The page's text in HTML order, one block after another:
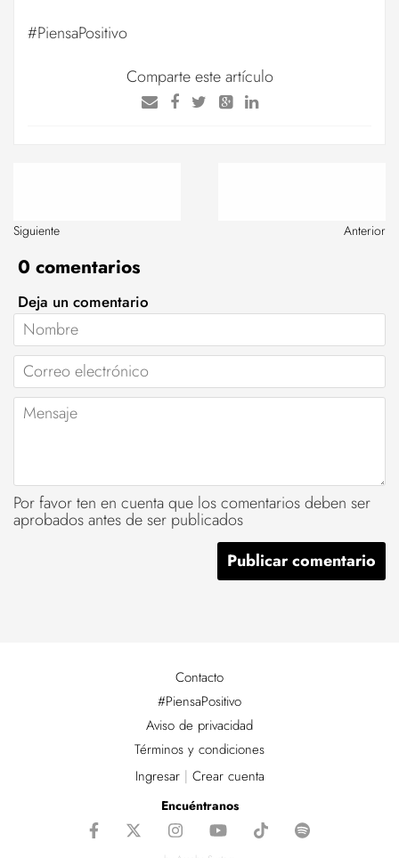
#PiensaPositivo
Comparte este artículo
Anterior
Siguiente
0 comentarios
Deja un comentario
Nombre
Correo
electrónico
Mensaje
Por favor ten en cuenta que los comentarios deben ser
aprobados antes de ser publicados
Contacto
#PiensaPositivo
Aviso de privacidad
Términos y condiciones
Ingresar| Crear cuenta
Encuéntranos